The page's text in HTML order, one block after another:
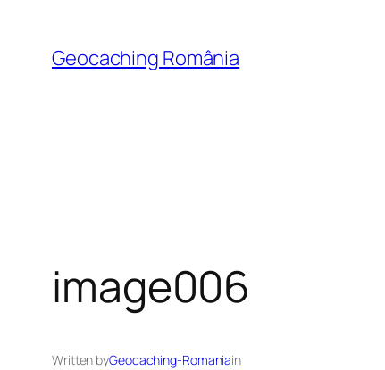
content
Geocaching România
image006
Written byGeocaching-Romaniain